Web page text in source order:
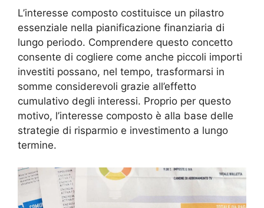
L’interesse composto costituisce un pilastro
essenziale nella pianificazione finanziaria di
lungo periodo. Comprendere questo concetto
consente di cogliere come anche piccoli importi
investiti possano, nel tempo, trasformarsi in
somme considerevoli grazie all’effetto
cumulativo degli interessi. Proprio per questo
motivo, l’interesse composto è alla base delle
strategie di risparmio e investimento a lungo
termine.